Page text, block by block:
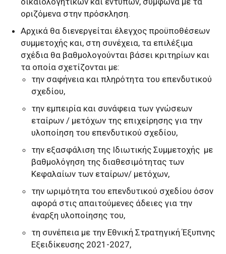
οριζόμενα στην πρόσκληση.
Αρχικά θα διενεργείται έλεγχος προϋποθέσεων
συμμετοχής και, στη συνέχεια, τα επιλέξιμα
σχέδια θα βαθμολογούνται βάσει κριτηρίων και
τα οποία σχετίζονται με:
την σαφήνεια και πληρότητα του επενδυτικού
σχεδίου,
την εμπειρία και συνάφεια των γνώσεων
εταίρων / μετόχων της επιχείρησης για την
υλοποίηση του επενδυτικού σχεδίου,
την εξασφάλιση της Ιδιωτικής Συμμετοχής με
βαθμολόγηση της διαθεσιμότητας των
Κεφαλαίων των εταίρων/ μετόχων,
την ωριμότητα του επενδυτικού σχεδίου όσον
αφορά στις απαιτούμενες άδειες για την
έναρξη υλοποίησης του,
τη συνέπεια με την Εθνική Στρατηγική Έξυπνης
Εξειδίκευσης 2021-2027,